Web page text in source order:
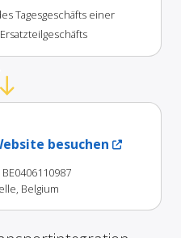
Tagesgeschäfts einer
besuchen
BE0406110987
Belgium